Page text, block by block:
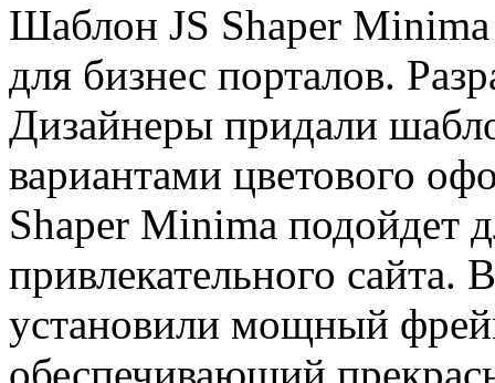
Шаблон JS Shaper
для бизнес порталов.
Дизайнеры придали
вариантами цветового
Shaper Minima подойдет
привлекательного сайта.
установили мощный